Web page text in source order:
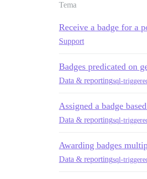
Tema
Receive a badge for a
Support
Badges predicated on
Data & reportingsql-
Assigned a badge
Data & reportingsql-
Awarding badges
Data & reportingsql-